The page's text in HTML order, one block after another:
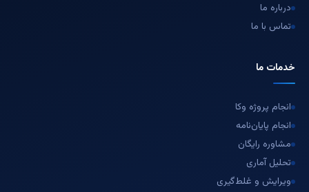
درباره ما
تماس با ما
خدمات ما
انجام پروژه وکا
انجام پایان‌نامه
مشاوره رایگان
تحلیل آماری
ویرایش و غلط‌گیری